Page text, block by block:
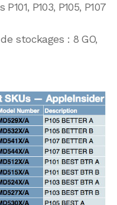
P103, P105, P107
stockages : 8 GO,